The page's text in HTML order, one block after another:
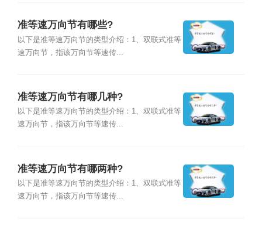
准等速万向节有哪些?
以下是准等速万向节的类型介绍：1、双联式准等
速万向节，指该万向节等速传...
准等速万向节有哪几种?
以下是准等速万向节的类型介绍：1、双联式准等
速万向节，指该万向节等速传...
准等速万向节有哪两种?
以下是准等速万向节的类型介绍：1、双联式准等
速万向节，指该万向节等速传...